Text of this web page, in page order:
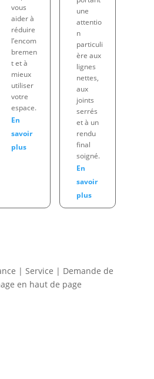
vous
aider à
réduire
l’encom
bremen
t et à
mieux
utiliser
votre
espace.
En
savoir
plus
une
attentio
n
particuli
ère aux
lignes
nettes,
aux
joints
serrés
et à un
rendu
final
soigné.
En
savoir
plus